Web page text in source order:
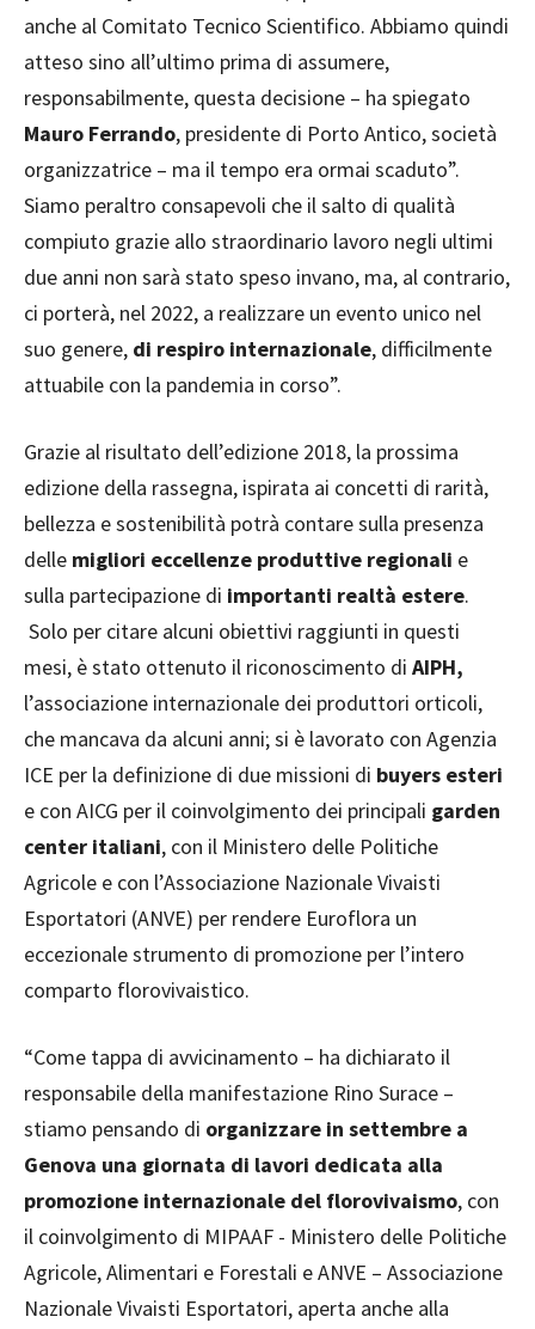
anche al Comitato Tecnico Scientifico. Abbiamo quindi
atteso sino all’ultimo prima di assumere,
responsabilmente, questa decisione – ha spiegato
Mauro Ferrando, presidente di Porto Antico, società
organizzatrice – ma il tempo era ormai scaduto”.
Siamo peraltro consapevoli che il salto di qualità
compiuto grazie allo straordinario lavoro negli ultimi
due anni non sarà stato speso invano, ma, al contrario,
ci porterà, nel 2022, a realizzare un evento unico nel
suo genere, di respiro internazionale, difficilmente
attuabile con la pandemia in corso”.
Grazie al risultato dell’edizione 2018, la prossima
edizione della rassegna, ispirata ai concetti di rarità,
bellezza e sostenibilità potrà contare sulla presenza
delle migliori eccellenze produttive regionali e
sulla partecipazione di importanti realtà estere.
Solo per citare alcuni obiettivi raggiunti in questi
mesi, è stato ottenuto il riconoscimento di AIPH,
l’associazione internazionale dei produttori orticoli,
che mancava da alcuni anni; si è lavorato con Agenzia
ICE per la definizione di due missioni di buyers esteri
e con AICG per il coinvolgimento dei principali garden
center italiani, con il Ministero delle Politiche
Agricole e con l’Associazione Nazionale Vivaisti
Esportatori (ANVE) per rendere Euroflora un
eccezionale strumento di promozione per l’intero
comparto florovivaistico.
“Come tappa di avvicinamento – ha dichiarato il
responsabile della manifestazione Rino Surace –
stiamo pensando di organizzare in settembre a
Genova una giornata di lavori dedicata alla
promozione internazionale del florovivaismo, con
il coinvolgimento di MIPAAF - Ministero delle Politiche
Agricole, Alimentari e Forestali e ANVE – Associazione
Nazionale Vivaisti Esportatori, aperta anche alla